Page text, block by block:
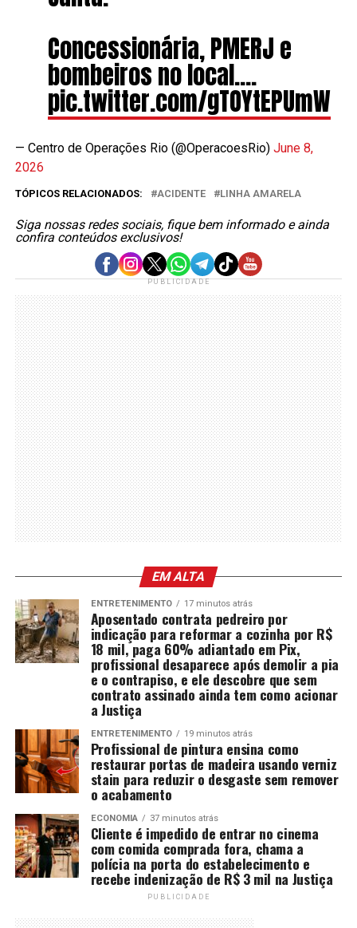
Concessionária, PMERJ e
bombeiros no local.…
pic.twitter.com/gTOYtEPUmW
— Centro de Operações Rio (@OperacoesRio) June 8,
2026
TÓPICOS RELACIONADOS: ACIDENTE LINHA AMARELA
Siga nossas redes sociais, fique bem informado e ainda
confira conteúdos exclusivos!
PUBLICIDADE
EM ALTA
ENTRETENIMENTO 17 minutos atrás
Aposentado contrata pedreiro por
indicação para reformar a cozinha por R$
18 mil, paga 60% adiantado em Pix,
profissional desaparece após demolir a pia
e o contrapiso, e ele descobre que sem
contrato assinado ainda tem como acionar
a Justiça
ENTRETENIMENTO 19 minutos atrás
Profissional de pintura ensina como
restaurar portas de madeira usando verniz
stain para reduzir o desgaste sem remover
o acabamento
ECONOMIA 37 minutos atrás
Cliente é impedido de entrar no cinema
com comida comprada fora, chama a
polícia na porta do estabelecimento e
recebe indenização de R$ 3 mil na Justiça
PUBLICIDADE